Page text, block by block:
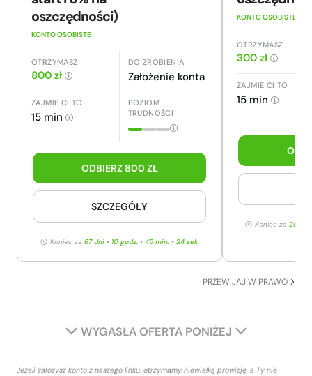
oszczędności)
KONTO OSOBISTE
OTRZYMASZ
800 zł
DO ZROBIENIA
Założenie konta
ZAJMIE CI TO
15 min
POZIOM
TRUDNOŚCI
ODBIERZ 800 ZŁ
SZCZEGÓŁY
Koniec za 67 dni • 10 godz. • 45 min. • 23 sek.
KONTO OSOBISTE
OTRZYMASZ
300 zł
ZAJMIE CI TO
15 min
Koniec za 25 dni
PRZEWIJAJ W PRAWO
WYGASŁA OFERTA PONIŻEJ
Jeżeli założysz konto z naszego linku, otrzymamy niewielką prowizję, a Ty nie